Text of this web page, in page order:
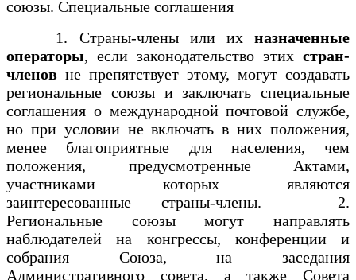
союзы. Специальные соглашения
1. Страны-члены или их назначенные
операторы, если законодательство этих стран-
членов не препятствует этому, могут создавать
региональные союзы и заключать специальные
соглашения о международной почтовой службе,
но при условии не включать в них положения,
менее благоприятные для населения, чем
положения, предусмотренные Актами,
участниками которых являются
заинтересованные страны-члены. 2.
Региональные союзы могут направлять
наблюдателей на конгрессы, конференции и
собрания Союза, на заседания
Административного совета, а также Совета